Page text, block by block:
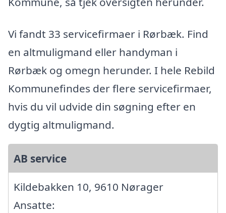
Vi fandt 33 servicefirmaer i Rørbæk. Find
en altmuligmand eller handyman i
Rørbæk og omegn herunder. I hele Rebild
Kommunefindes der flere servicefirmaer,
hvis du vil udvide din søgning efter en
dygtig altmuligmand.
AB service
Kildebakken 10, 9610 Nørager
Ansatte: